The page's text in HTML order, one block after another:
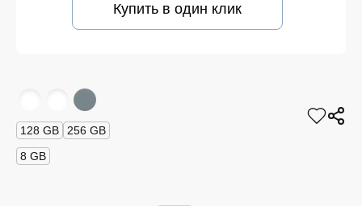
Купить в один клик
128 GB
256 GB
8 GB